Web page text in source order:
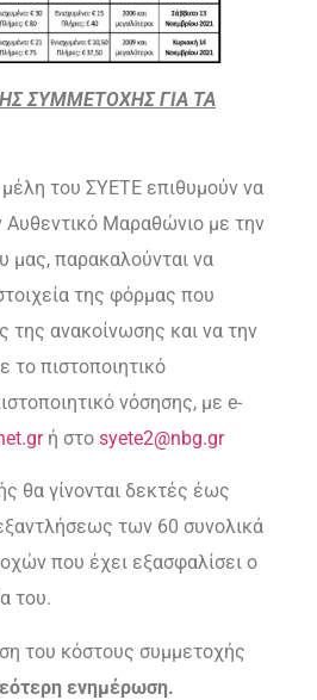
ΣΥΜΜΕΤΟΧΗΣ ΓΙΑ ΤΑ
του ΣΥΕΤΕ επιθυμούν να
Αυθεντικό Μαραθώνιο με την
μας, παρακαλούνται να
της φόρμας που
της ανακοίνωσης και να την
το πιστοποιητικό
νόσησης, με e-
ή στο syete2@nbg.gr
θα γίνονται δεκτές έως
των 60 συνολικά
που έχει εξασφαλίσει ο
του.
του κόστους συμμετοχής
ενημέρωση.